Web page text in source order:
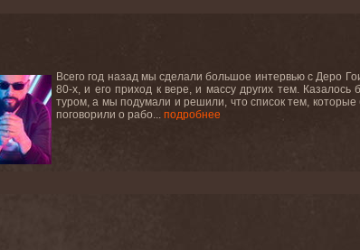
Всего год назад мы сделали большое интервью с Деро
80-х, и его приход к вере, и массу других тем.
туром, а мы подумали и решили, что список тем,
поговорили о рабо... подробнее